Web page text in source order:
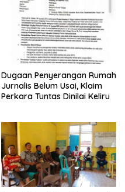
Dugaan Penyerangan Rumah
Jurnalis Belum Usai, Klaim
Perkara Tuntas Dinilai Keliru